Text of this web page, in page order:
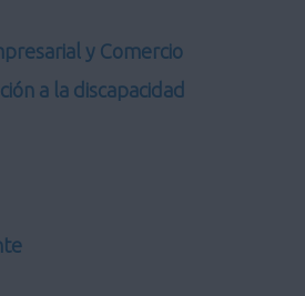
y Comercio
a la discapacidad